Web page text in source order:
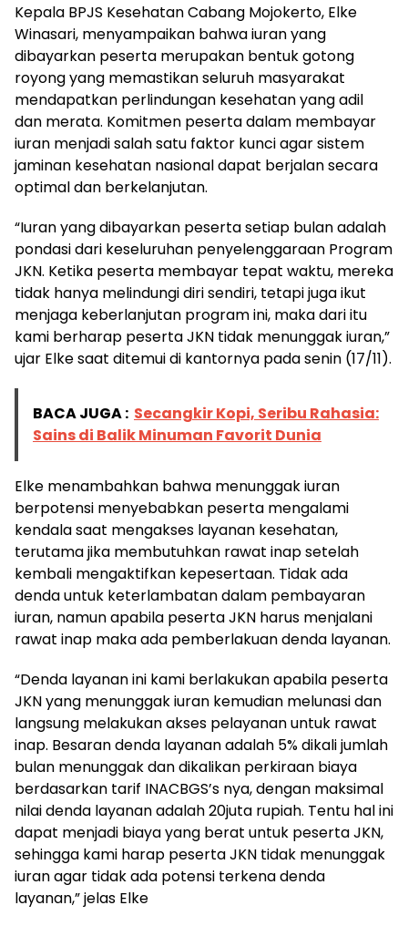
Kepala BPJS Kesehatan Cabang Mojokerto, Elke
Winasari, menyampaikan bahwa iuran yang
dibayarkan peserta merupakan bentuk gotong
royong yang memastikan seluruh masyarakat
mendapatkan perlindungan kesehatan yang adil
dan merata. Komitmen peserta dalam membayar
iuran menjadi salah satu faktor kunci agar sistem
jaminan kesehatan nasional dapat berjalan secara
optimal dan berkelanjutan.
“Iuran yang dibayarkan peserta setiap bulan adalah
pondasi dari keseluruhan penyelenggaraan Program
JKN. Ketika peserta membayar tepat waktu, mereka
tidak hanya melindungi diri sendiri, tetapi juga ikut
menjaga keberlanjutan program ini, maka dari itu
kami berharap peserta JKN tidak menunggak iuran,”
ujar Elke saat ditemui di kantornya pada senin (17/11).
BACA JUGA : Secangkir Kopi, Seribu Rahasia:
Sains di Balik Minuman Favorit Dunia
Elke menambahkan bahwa menunggak iuran
berpotensi menyebabkan peserta mengalami
kendala saat mengakses layanan kesehatan,
terutama jika membutuhkan rawat inap setelah
kembali mengaktifkan kepesertaan. Tidak ada
denda untuk keterlambatan dalam pembayaran
iuran, namun apabila peserta JKN harus menjalani
rawat inap maka ada pemberlakuan denda layanan.
“Denda layanan ini kami berlakukan apabila peserta
JKN yang menunggak iuran kemudian melunasi dan
langsung melakukan akses pelayanan untuk rawat
inap. Besaran denda layanan adalah 5% dikali jumlah
bulan menunggak dan dikalikan perkiraan biaya
berdasarkan tarif INACBGS’s nya, dengan maksimal
nilai denda layanan adalah 20juta rupiah. Tentu hal ini
dapat menjadi biaya yang berat untuk peserta JKN,
sehingga kami harap peserta JKN tidak menunggak
iuran agar tidak ada potensi terkena denda
layanan,” jelas Elke